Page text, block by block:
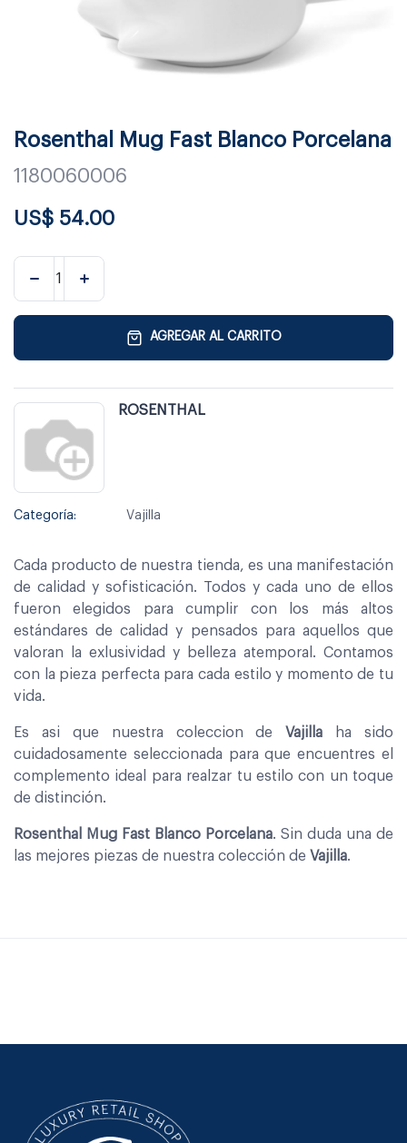
Rosenthal Mug Fast Blanco Porcelana
1180060006
US$ 54.00
AGREGAR AL CARRITO
ROSENTHAL
Categoría: Vajilla
Cada producto de nuestra tienda, es una manifestación
de calidad y sofisticación. Todos y cada uno de ellos
fueron elegidos para cumplir con los más altos
estándares de calidad y pensados para aquellos que
valoran la exlusividad y belleza atemporal. Contamos
con la pieza perfecta para cada estilo y momento de tu
vida.
Es asi que nuestra coleccion deVajilla ha sido
cuidadosamente seleccionada para que encuentres el
complemento ideal para realzar tu estilo con un toque
de distinción.
Rosenthal Mug Fast Blanco Porcelana. Sin duda una de
las mejores piezas de nuestra colección de Vajilla.